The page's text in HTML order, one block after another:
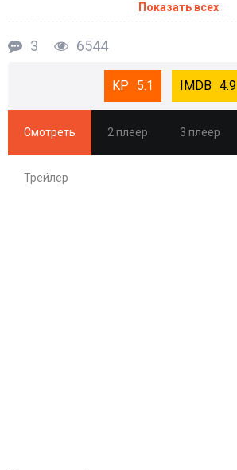
Показать всех
3 6544
5.1 4.9
Смотреть 2 плеер 3 плеер
Трейлер